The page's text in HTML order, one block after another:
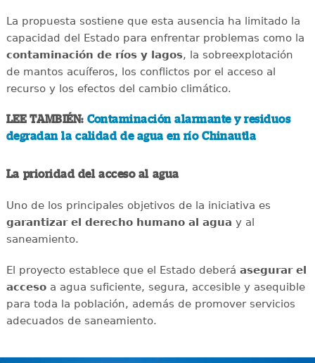
La propuesta sostiene que esta ausencia ha limitado la
capacidad del Estado para enfrentar problemas como la
contaminación de ríos y lagos, la sobreexplotación
de mantos acuíferos, los conflictos por el acceso al
recurso y los efectos del cambio climático.
LEE TAMBIÉN: Contaminación alarmante y residuos
degradan la calidad de agua en río Chinautla
La prioridad del acceso al agua
Uno de los principales objetivos de la iniciativa es
garantizar el derecho humano al agua y al
saneamiento.
El proyecto establece que el Estado deberá asegurar el
accesoa agua suficiente, segura, accesible y asequible
para toda la población, además de promover servicios
adecuados de saneamiento.